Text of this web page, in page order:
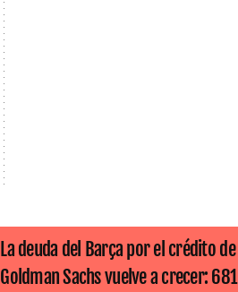
La deuda del Barça por el crédito de
Goldman Sachs vuelve a crecer: 681